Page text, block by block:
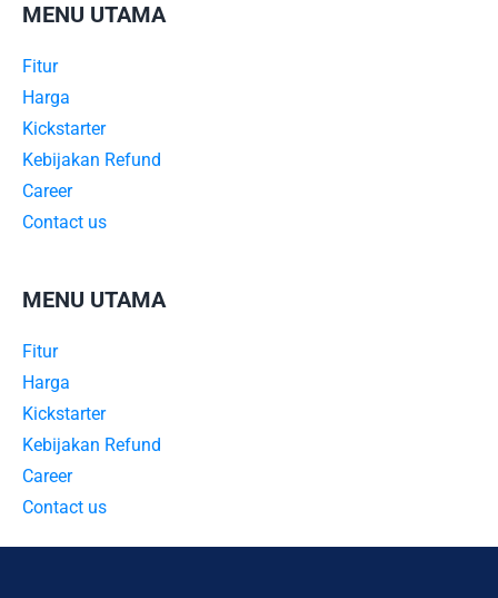
MENU UTAMA
Fitur
Harga
Kickstarter
Kebijakan Refund
Career
Contact us
MENU UTAMA
Fitur
Harga
Kickstarter
Kebijakan Refund
Career
Contact us